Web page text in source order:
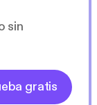
sin
gratis